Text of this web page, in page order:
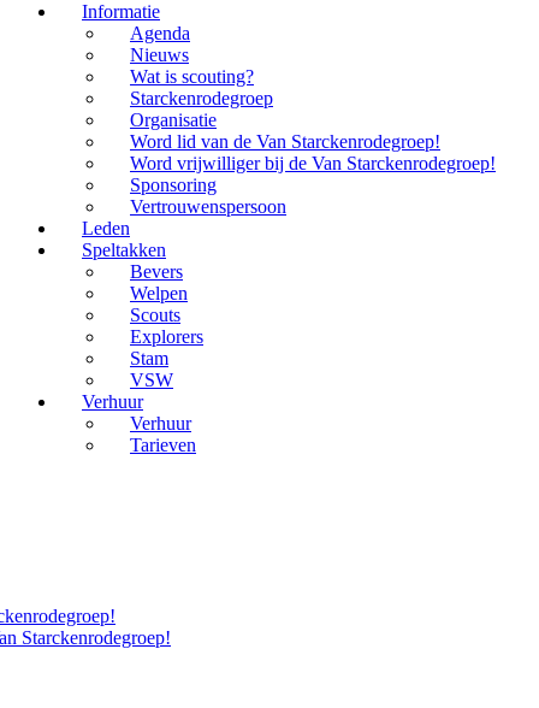
Informatie
Agenda
Nieuws
Wat is scouting?
Starckenrodegroep
Organisatie
Word lid van de Van Starckenrodegroep!
Word vrijwilliger bij de Van Starckenrodegroep!
Sponsoring
Vertrouwenspersoon
Leden
Speltakken
Bevers
Welpen
Scouts
Explorers
Stam
VSW
Verhuur
Verhuur
Tarieven
Starckenrodegroep!